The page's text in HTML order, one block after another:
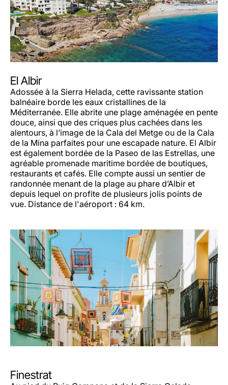
El Albir
Adossée à la Sierra Helada, cette ravissante station
balnéaire borde les eaux cristallines de la
Méditerranée. Elle abrite une plage aménagée en pente
douce, ainsi que des criques plus cachées dans les
alentours, à l’image de la Cala del Metge ou de la Cala
de la Mina parfaites pour une escapade nature. El Albir
est également bordée de la Paseo de las Estrellas, une
agréable promenade maritime bordée de boutiques,
restaurants et cafés. Elle compte aussi un sentier de
randonnée menant de la plage au phare d’Albir et
depuis lequel on profite de plusieurs jolis points de
vue. Distance de l'aéroport : 64 km.
Finestrat